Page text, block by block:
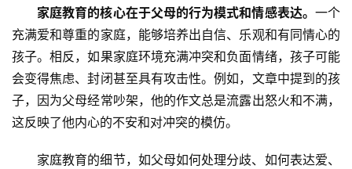
家庭教育的核心在于父母的行为模式和情感表达。 一个
充满爱和尊重的家庭，能够培养出自信、乐观和有同情心的
孩子。相反，如果家庭环境充满冲突和负面情绪，孩子可能
会变得焦虑、封闭甚至具有攻击性。例如，文章中提到的孩
子，因为父母经常吵架，他的作文总是流露出怒火和不满，
这反映了他内心的不安和对冲突的模仿。
家庭教育的细节，如父母如何处理分歧、如何表达爱、